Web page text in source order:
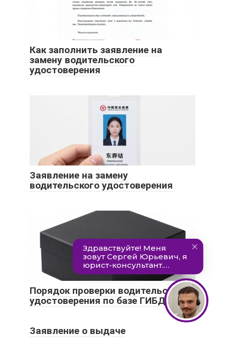
Как заполнить заявление на
замену водительского
удостоверения
Заявление на замену
водительского удостоверения
Порядок проверки водительского
удостоверения по базе ГИБДД
Заявление о выдаче